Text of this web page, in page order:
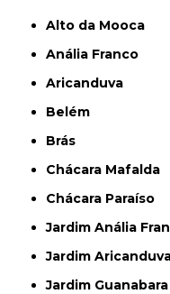
Alto da Mooca
Anália Franco
Aricanduva
Belém
Brás
Chácara Mafalda
Chácara Paraíso
Jardim Anália
Jardim
Jardim Guanabara